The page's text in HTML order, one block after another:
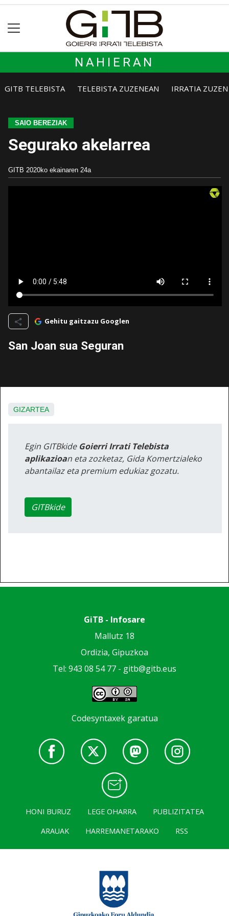
NAHIERAN
GITB TELEBISTA TELEBISTA ZUZENEAN IRRATIA
SAIO BEREZIAK
Segurako akelarrea
GITB 2020ko ekainaren 24a
Gehitu gaitzazu Googlen
San Joan sua Seguran
GIZARTEA
Egin GITBkide Goierri Irrati Telebista
aplikazioan eta zozketaz, Gida Komertzialeko
abantailaz eta premium edukiaz gozatu.
GITBkide
GiTB - Infosare
Mallutz 18
Ordizia, Gipuzkoa
Tel: 943 08 54 77 - gitb@gitb.eus
Codesyntaxek garatua
HONI BURUZ LEGE OHARRA
PUBLIZITATEA
ARAUAK
HARREMANETARAKO RSS